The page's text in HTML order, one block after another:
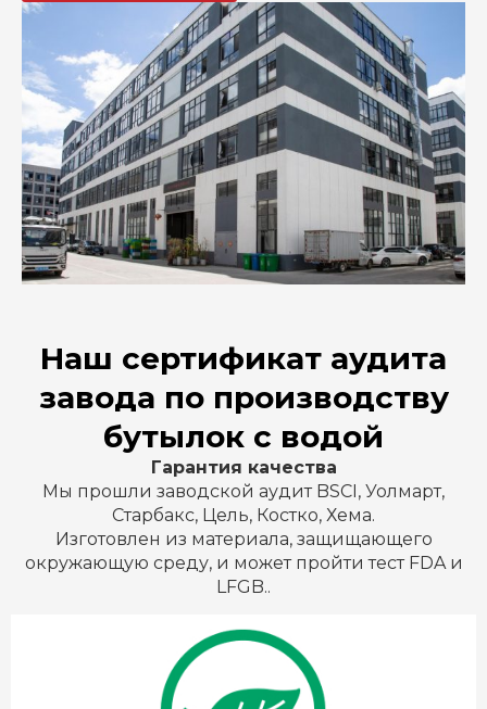
Наш сертификат аудита
завода по производству
бутылок с водой
Гарантия качества
Мы прошли заводской аудит BSCI, Уолмарт,
Старбакс, Цель, Костко, Хема.
Изготовлен из материала, защищающего
окружающую среду, и может пройти тест FDA и
LFGB..